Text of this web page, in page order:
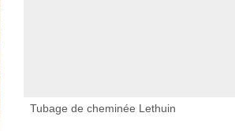
Tubage de cheminée Lethuin